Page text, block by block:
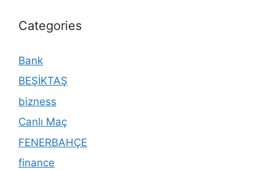
Categories
Bank
BEŞİKTAŞ
bizness
Canlı Maç
FENERBAHÇE
finance